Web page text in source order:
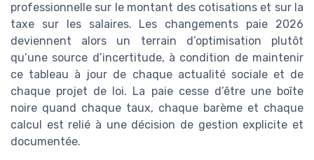
professionnelle sur le montant des cotisations et sur la
taxe sur les salaires. Les changements paie 2026
deviennent alors un terrain d’optimisation plutôt
qu’une source d’incertitude, à condition de maintenir
ce tableau à jour de chaque actualité sociale et de
chaque projet de loi. La paie cesse d’être une boîte
noire quand chaque taux, chaque barème et chaque
calcul est relié à une décision de gestion explicite et
documentée.